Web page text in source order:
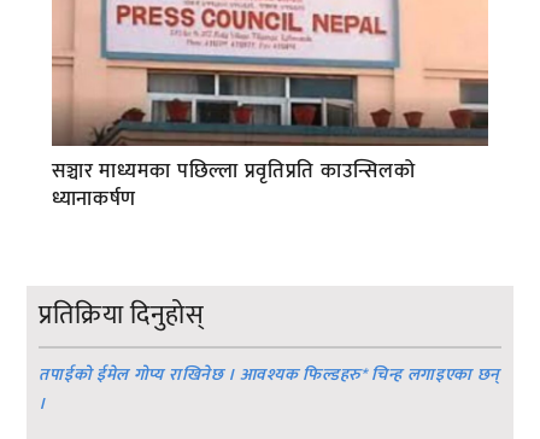
सञ्चार माध्यमका पछिल्ला प्रवृतिप्रति काउन्सिलको
ध्यानाकर्षण
प्रतिक्रिया दिनुहोस्
तपाईको ईमेल गोप्य राखिनेछ । आवश्यक फिल्डहरु*चिन्ह लगाइएका छन्
।